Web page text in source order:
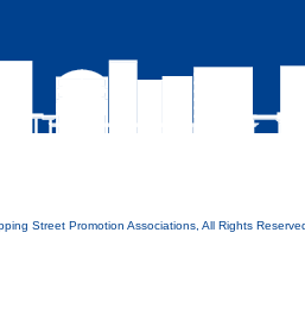
Street Promotion Associations, All Rights